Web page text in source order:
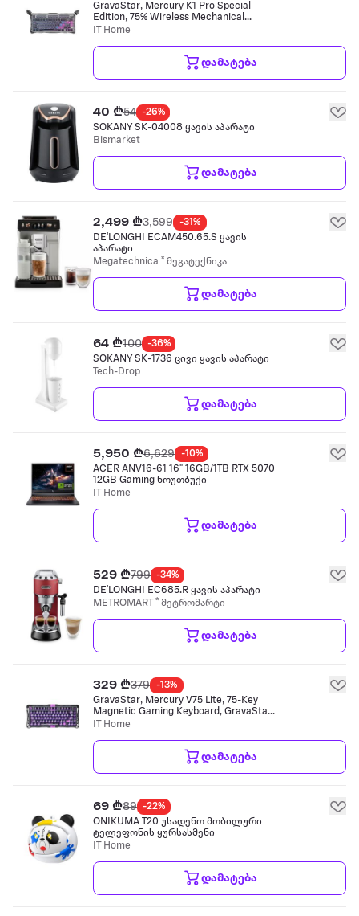
GravaStar, Mercury K1 Pro Special
Edition, 75% Wireless Mechanical
Gaming Keyboard, GravaStar × Kailh
კლავიატურა
IT Home
დამატება
40 ₾54 -26%
SOKANY SK-04008 ყავის აპარატი
Bismarket
დამატება
2,499 ₾3,599
-31%
DE'LONGHI ECAM450.65.S ყავის
აპარატი
Megatechnica * მეგატექნიკა
დამატება
64 ₾100 -36%
SOKANY SK-1736 ცივი ყავის აპარატი
Tech-Drop
დამატება
5,950 ₾6,629
-10%
ACER ANV16-61 16" 16GB/1TB RTX 5070
12GB Gaming ნოუთბუქი
IT Home
დამატება
529 ₾799 -34%
DE'LONGHI EC685.R ყავის აპარატი
METROMART * მეტრომარტი
დამატება
329 ₾379
-13%
GravaStar, Mercury V75 Lite, 75-Key
Magnetic Gaming Keyboard, GravaStar
Blackcore Hall-Effect Switches, USB-A
კლავიატურა
IT Home
დამატება
69 ₾89 -22%
ONIKUMA T20 უსადენო მობილური
ტელეფონის ყურსასმენი
IT Home
დამატება